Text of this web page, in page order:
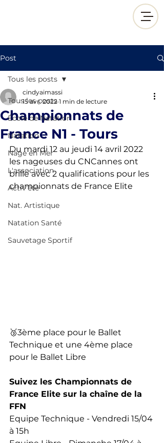
Post
Tous les posts
École de Natation
Natation
Nage en Mer
L'association
Activ'été
Nat. Artistique
Natation Santé
Sauvetage Sportif
Tous les posts
Championnats de
France N1 - Tours
cindyaimassi
15 avr. 2022 1 min de lecture
Du mardi 12 au jeudi 14 avril 2022
les nageuses du CNCannes ont
brillé avec 2 qualifications pour les
championnats de France Elite
🥉3ème place pour le Ballet
Technique et une 4ème place
pour le Ballet Libre
Suivez les Championnats de
France Elite sur la chaîne de la
FFN
Equipe Technique - Vendredi 15/04
à 15h